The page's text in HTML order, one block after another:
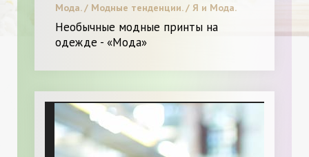
Мода. / Модные тенденции. / Я и Мода.
Необычные модные принты на
одежде - «Мода»